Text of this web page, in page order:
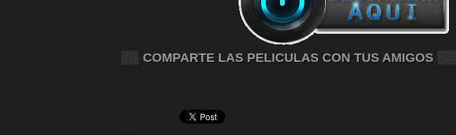
COMPARTE LAS PELICULAS CON TUS AMIGOS